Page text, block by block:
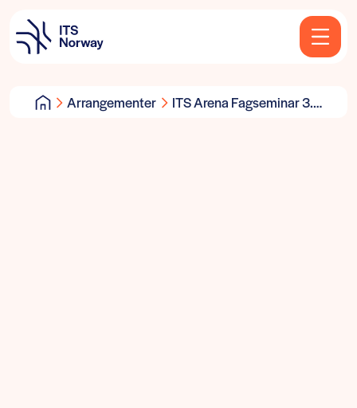
Arrangementer
ITS Arena Fagseminar 3.4